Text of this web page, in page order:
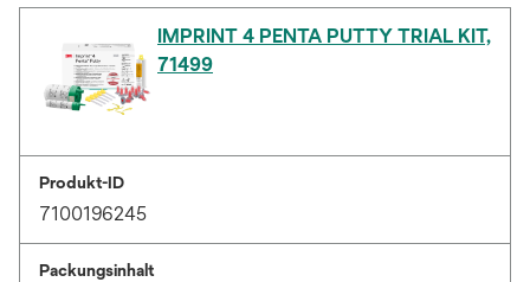
IMPRINT 4 PENTA PUTTY TRIAL KIT,
71499
Produkt-ID
7100196245
Packungsinhalt